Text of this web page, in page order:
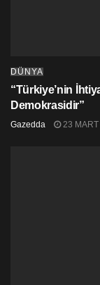
DÜNYA
“Türkiye’nin
Demokrasidir”
Gazedda 23 MART